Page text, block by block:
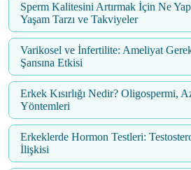
Sperm Kalitesini Artırmak İçin Ne
Yaşam Tarzı ve Takviyeler
Varikosel ve İnfertilite: Ameliyat
Şansına Etkisi
Erkek Kısırlığı Nedir? Oligospermi,
Yöntemleri
Erkeklerde Hormon Testleri:
İlişkisi